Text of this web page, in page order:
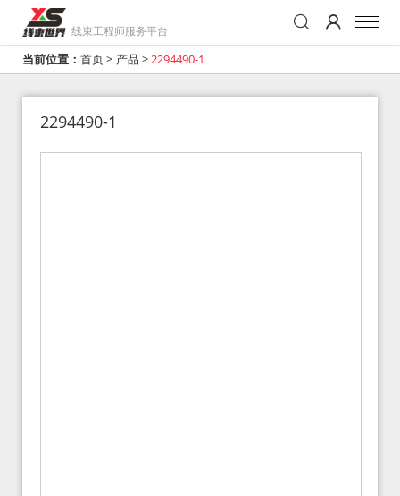
线束工程师服务平台
当前位置： 首页> 产品 >2294490-1
2294490-1